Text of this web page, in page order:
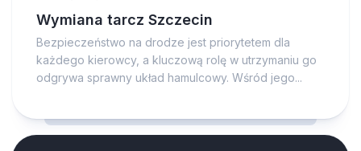
Wymiana tarcz Szczecin
Bezpieczeństwo na drodze jest priorytetem dla
każdego kierowcy, a kluczową rolę w utrzymaniu go
odgrywa sprawny układ hamulcowy. Wśród jego...